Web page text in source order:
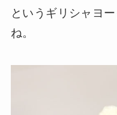
というギリシャヨ
ね。